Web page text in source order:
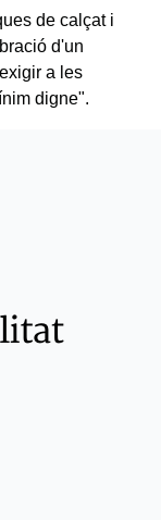
de calçat i
d'un
a les
digne".